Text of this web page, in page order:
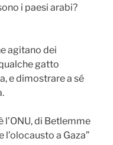
i paesi arabi?
agitano dei
gatto
e dimostrare a sé
l’ONU, di Betlemme
a Gaza”